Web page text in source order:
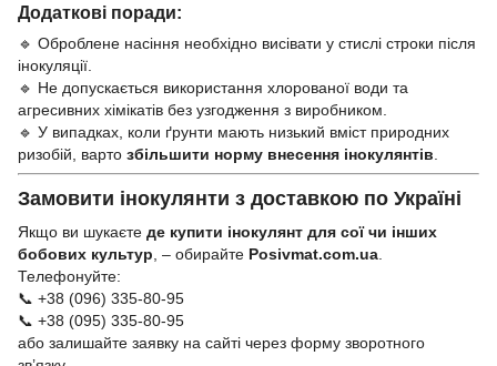
Додаткові поради:
🔹 Оброблене насіння необхідно висівати у стислі строки після
інокуляції.
🔹 Не допускається використання хлорованої води та
агресивних хімікатів без узгодження з виробником.
🔹 У випадках, коли ґрунти мають низький вміст природних
ризобій, варто збільшити норму внесення інокулянтів
Замовити інокулянти з доставкою по Україні
Якщо ви шукаєте де купити інокулянт для сої чи інших
бобових культур , – обирайте Posivmat.com.ua
Телефонуйте:
📞 +38 (096) 335-80-95
📞 +38 (095) 335-80-95
або залишайте заявку на сайті через форму зворотного